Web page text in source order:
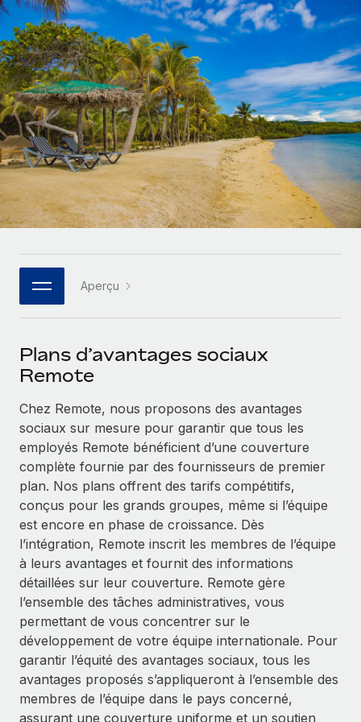
Gestion des freelances
Intégrez et gérez vos freelances partout dans le monde
PEO
Sous-traitez les opérations complexes liées à l’emploi
INFRASTRUCTURE
Intégration Remote
Intégrez vos RH aux flux de travail en toute simplicité
Plateforme
Des fonctions RH clés intégrées pour votre équipe
Connectez n'importe quel outil d’IA à Remote grâce à
notre MCP
Rationalisez vos processus avec des outils essentiels
SERVICES
Demandez aux experts
Recevez des conseils d’experts sur les RH à
l’international et la conformité
Contrôles d’antécédents
Simplifiez vos processus de présélection des
candidats
Remote Watchtower
Gardez un temps d’avance sur les risques en
matière de conformité
Gestion des appareils
Achetez et suivez vos équipements informatiques
dans le monde entier
Comparer Remote
Examinez notre service par rapport aux autres
CROISSANCE
Start-ups
Des solutions agiles et internationales pour les RH et la
paie des entreprises en pleine croissance
Entreprises intermédiaires
Développez vos équipes avec des solutions RH sur
mesure
Entreprise
Les RH à l’international pour les grandes entreprises
Partenaires stratégiques de la tech
Intégrez les RH à l’international de manière flexible
Devenir partenaire
Explorez avec nous vos opportunités de partenariat
Remote Build
Bientôt disponible
Conseil en intégrations et automatisations assistées par
ÉTUDES DE CAS
Comment Weaviate, l'as de l'IA, a développé
ses effectifs de 120 % avec Remote
Weaviate en bref Weaviate crée des infrastructures open
source et AI-first. Sa mission est...
En savoir plus
pays
Calculateur de paiement des freelances
Découvrez les devises disponibles et les vitesses de
paiement pour vos freelances internationaux
APPRENDRE AVEC REMOTE
Recherche et guides
Études de cas
Checklists et modèles
Descriptions de postes
Événements
Données sur les salaires et les talents
Centre de ressources
Obtenir de l’aide
Voir toutes les ressources
BLOG
Paie multipays
EOR et PEO
Gestion des freelances
Nederlands
Français
Deutsch
Español
Italiano
Português (Portugal)
日本語
한국어
Connexion
Aperçu
Plans d’avantages sociaux
Remote
Chez Remote, nous proposons des avantages
sociaux sur mesure pour garantir que tous les
employés Remote bénéficient d’une couverture
complète fournie par des fournisseurs de premier
plan. Nos plans offrent des tarifs compétitifs,
conçus pour les grands groupes, même si l’équipe
est encore en phase de croissance. Dès
l’intégration, Remote inscrit les membres de l’équipe
à leurs avantages et fournit des informations
détaillées sur leur couverture. Remote gère
l’ensemble des tâches administratives, vous
permettant de vous concentrer sur le
développement de votre équipe internationale. Pour
garantir l’équité des avantages sociaux, tous les
avantages proposés s’appliqueront à l’ensemble des
membres de l’équipe dans le pays concerné,
assurant une couverture uniforme et un soutien